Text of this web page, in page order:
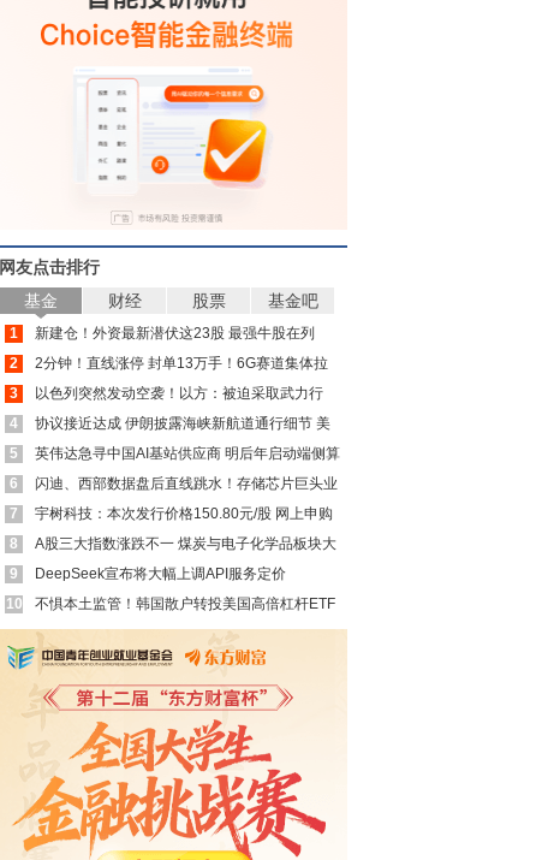
网友点击排行
基金
财经 股票 基金吧
1
新建仓！外资最新潜伏这23股 最强牛股在列
2
2分钟！直线涨停 封单13万手！6G赛道集体拉
升
3
以色列突然发动空袭！以方：被迫采取武力行
动！内塔尼亚胡“叫板”特朗普
4
协议接近达成 伊朗披露海峡新航道通行细节 美
方再提“倒计时”
5
英伟达急寻中国AI基站供应商 明后年启动端侧算
力组网
6
闪迪、西部数据盘后直线跳水！存储芯片巨头业
绩利空来袭
7
宇树科技：本次发行价格150.80元/股 网上申购
日为8月10日
8
A股三大指数涨跌不一 煤炭与电子化学品板块大
涨
9
DeepSeek宣布将大幅上调API服务定价
10
不惧本土监管！韩国散户转投美国高倍杠杆ETF
分析师：更大风险酝酿中